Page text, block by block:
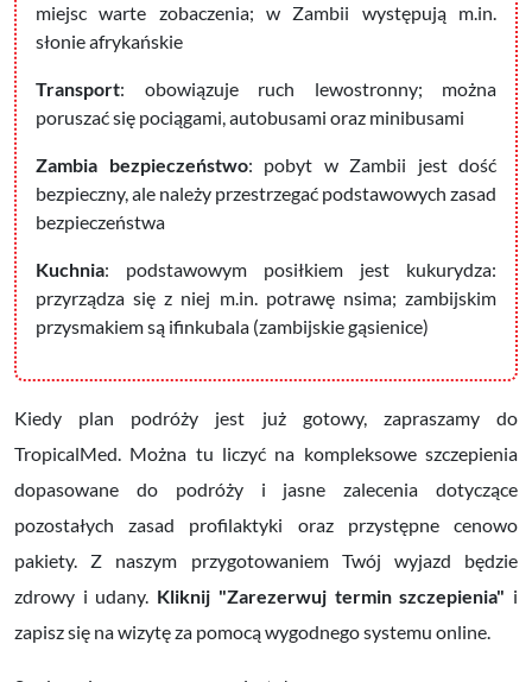
miejsc warte zobaczenia; w Zambii występują m.in.
słonie afrykańskie
Transport: obowiązuje ruch lewostronny; można
poruszać się pociągami, autobusami oraz minibusami
Zambia bezpieczeństwo: pobyt w Zambii jest dość
bezpieczny, ale należy przestrzegać podstawowych zasad
bezpieczeństwa
Kuchnia: podstawowym posiłkiem jest kukurydza:
przyrządza się z niej m.in. potrawę nsima; zambijskim
przysmakiem są ifinkubala (zambijskie gąsienice)
Kiedy plan podróży jest już gotowy, zapraszamy do
TropicalMed. Można tu liczyć na kompleksowe szczepienia
dopasowane do podróży i jasne zalecenia dotyczące
pozostałych zasad profilaktyki oraz przystępne cenowo
pakiety. Z naszym przygotowaniem Twój wyjazd będzie
zdrowy i udany. Kliknij "Zarezerwuj termin szczepienia" i
zapisz się na wizytę za pomocą wygodnego systemu online.